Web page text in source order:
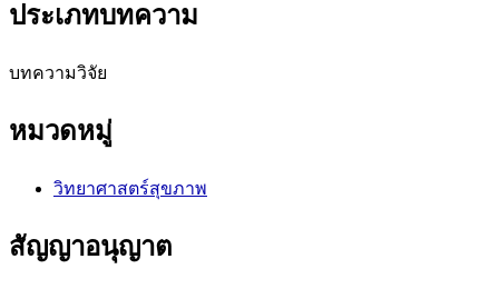
ประเภทบทความ
บทความวิจัย
หมวดหมู่
วิทยาศาสตร์สุขภาพ
สัญญาอนุญาต